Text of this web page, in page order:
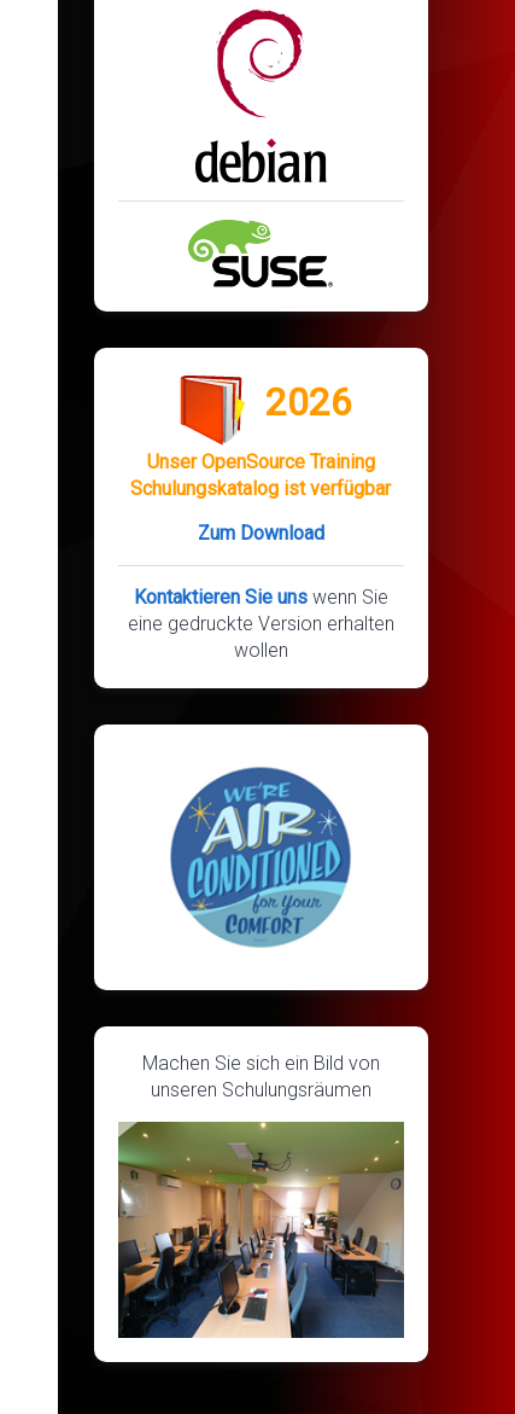
2026
Unser OpenSource Training
Schulungskatalog ist verfügbar
Zum Download
Kontaktieren Sie uns wenn Sie
eine gedruckte Version erhalten
wollen
Machen Sie sich ein Bild von
unseren Schulungsräumen